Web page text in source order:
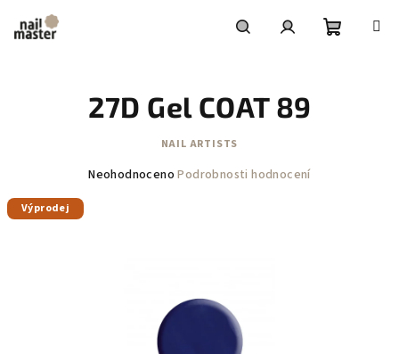
obsah
27D Gel COAT 89
NAIL ARTISTS
Průměrné
Neohodnoceno Podrobnosti hodnocení
Výprodej